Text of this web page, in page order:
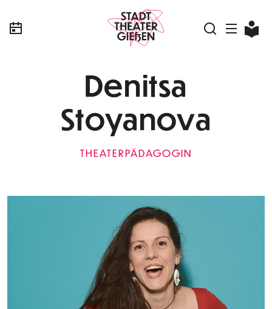
Denitsa
Stoyanova
THEATERPÄDAGOGIN